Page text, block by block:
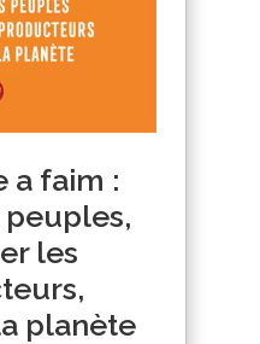
a faim :
les
planète